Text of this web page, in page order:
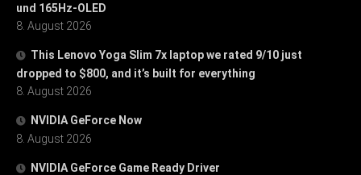
und 165Hz-OLED
8. August 2026
This Lenovo Yoga Slim 7x laptop we rated 9/10 just
dropped to $800, and it’s built for everything
8. August 2026
NVIDIA GeForce Now
8. August 2026
NVIDIA GeForce Game Ready Driver